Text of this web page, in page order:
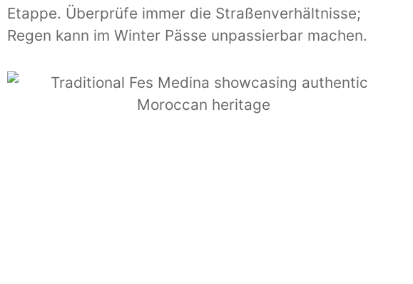
Etappe. Überprüfe immer die Straßenverhältnisse;
Regen kann im Winter Pässe unpassierbar machen.